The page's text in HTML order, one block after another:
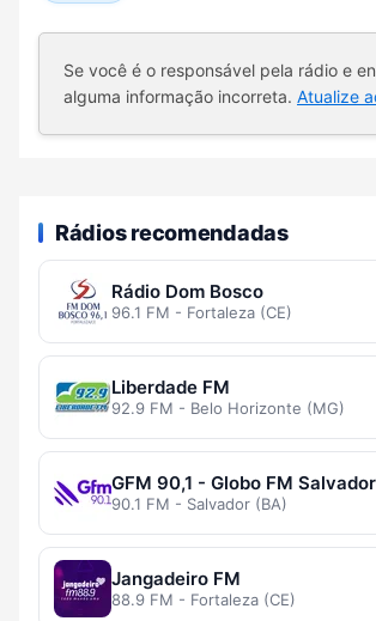
Se você é o responsável pela rádio e
alguma informação incorreta. Atualize
Rádios recomendadas
Rádio Dom Bosco
96.1 FM - Fortaleza (CE)
Liberdade FM
92.9 FM - Belo Horizonte (MG)
GFM 90,1 - Globo FM Salvador
90.1 FM - Salvador (BA)
Jangadeiro FM
88.9 FM - Fortaleza (CE)